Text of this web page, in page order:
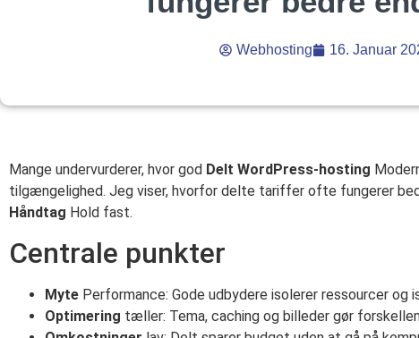
Webhosting 16. Januar
Mange undervurderer, hvor god Delt WordPress-hosting
tilgængelighed. Jeg viser, hvorfor delte tariffer ofte fungerer
Håndtag Hold fast.
Centrale punkter
Myte Performance: Gode udbydere isolerer ressourcer og
Optimering tæller: Tema, caching og billeder gør